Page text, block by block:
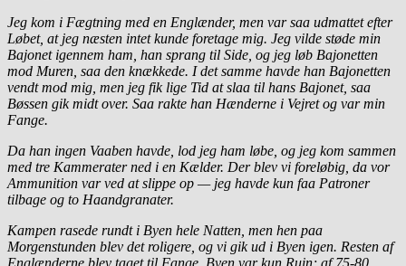
Jeg kom i Fægtning med en Englænder, men var saa udmattet efter
Løbet, at jeg næsten intet kunde foretage mig. Jeg vilde støde min
Bajonet igennem ham, han sprang til Side, og jeg løb Bajonetten
mod Muren, saa den knækkede. I det samme havde han Bajonetten
vendt mod mig, men jeg fik lige Tid at slaa til hans Bajonet, saa
Bøssen gik midt over. Saa rakte han Hænderne i Vejret og var min
Fange.
Da han ingen Vaaben havde, lod jeg ham løbe, og jeg kom sammen
med tre Kammerater ned i en Kælder. Der blev vi foreløbig, da vor
Ammunition var ved at slippe op — jeg havde kun faa Patroner
tilbage og to Haandgranater.
Kampen rasede rundt i Byen hele Natten, men hen paa
Morgenstunden blev det roligere, og vi gik ud i Byen igen. Resten af
Englænderne blev taget til Fange. Byen var kun Ruin; af 75-80